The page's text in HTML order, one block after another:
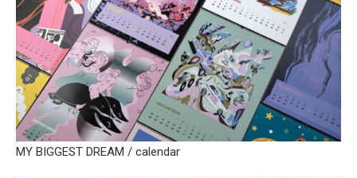
MY BIGGEST DREAM / calendar